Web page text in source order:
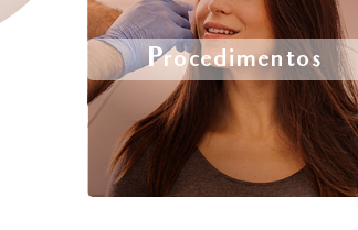
Procedimentos